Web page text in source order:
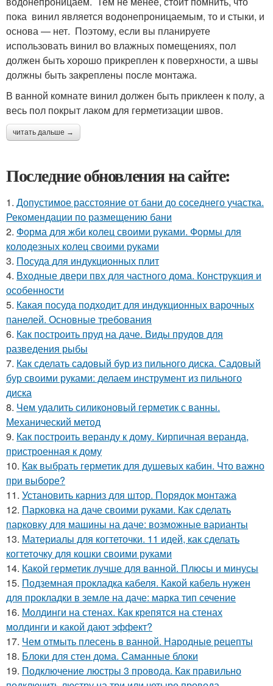
пока винил является водонепроницаемым, то и стыки, и
основа — нет. Поэтому, если вы планируете
использовать винил во влажных помещениях, пол
должен быть хорошо прикреплен к поверхности, а швы
должны быть закреплены после монтажа.
В ванной комнате винил должен быть приклеен к полу, а
весь пол покрыт лаком для герметизации швов.
читать дальше →
Последние обновления на сайте:
1. Допустимое расстояние от бани до соседнего участка.
Рекомендации по размещению бани
2. Форма для жби колец своими руками. Формы для
колодезных колец своими руками
3. Посуда для индукционных плит
4. Входные двери пвх для частного дома. Конструкция и
особенности
5. Какая посуда подходит для индукционных варочных
панелей. Основные требования
6. Как построить пруд на даче. Виды прудов для
разведения рыбы
7. Как сделать садовый бур из пильного диска. Садовый
бур своими руками: делаем инструмент из пильного
диска
8. Чем удалить силиконовый герметик с ванны.
Механический метод
9. Как построить веранду к дому. Кирпичная веранда,
пристроенная к дому
10. Как выбрать герметик для душевых кабин. Что важно
при выборе?
11. Установить карниз для штор. Порядок монтажа
12. Парковка на даче своими руками. Как сделать
парковку для машины на даче: возможные варианты
13. Материалы для когтеточки. 11 идей, как сделать
когтеточку для кошки своими руками
14. Какой герметик лучше для ванной. Плюсы и минусы
15. Подземная прокладка кабеля. Какой кабель нужен
для прокладки в земле на даче: марка тип сечение
16. Молдинги на стенах. Как крепятся на стенах
молдинги и какой дают эффект?
17. Чем отмыть плесень в ванной. Народные рецепты
18. Блоки для стен дома. Саманные блоки
19. Подключение люстры 3 провода. Как правильно